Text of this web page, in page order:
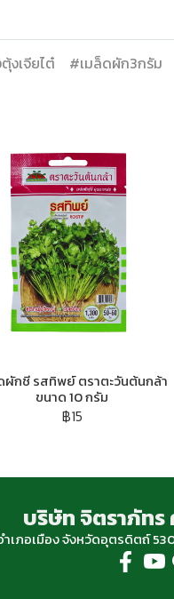
งเจียไต๋ #เมล็ดผัก3กรัม
ผักชี รสทิพย์ ตราตะวันต้นกล้า
ขนาด 10 กรัม
฿15
บริษัท จิตราภัทร
เภอเมือง จังหวัดอุตรดิตถ์